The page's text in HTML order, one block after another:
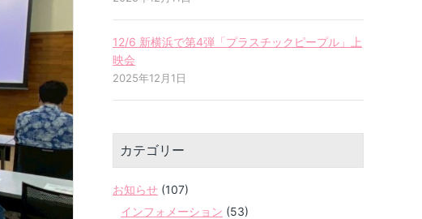
12/6 新横浜で第4弾「プラスチックピープル」上
映会
2025年12月1日
カテゴリー
お知らせ (107)
インフォメーション (53)